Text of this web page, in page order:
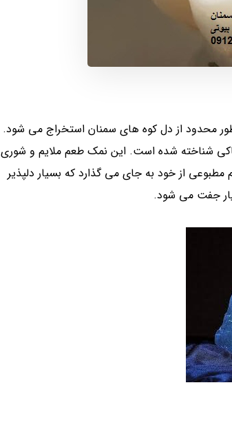
محدود از دل کوه های سمنان استخراج می شود.
شناخته شده است. این نمک طعم ملایم و شوری
از خود به جای می گذارد که بسیار دلپذیر
جفت می شود.